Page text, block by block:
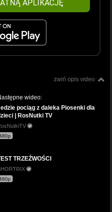
APLIKACJĘ
zwiń opis video
wideo:
pociąg z daleka Piosenki dla
| RosNutki TV
TRZEŹWOŚCI